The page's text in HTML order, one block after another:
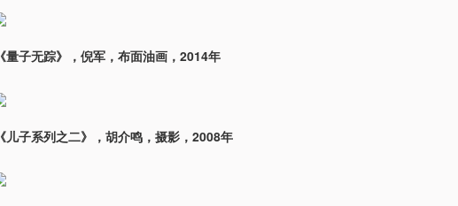
《量子无踪》，倪军，布面油画，2014年
《儿子系列之二》，胡介鸣，摄影，2008年